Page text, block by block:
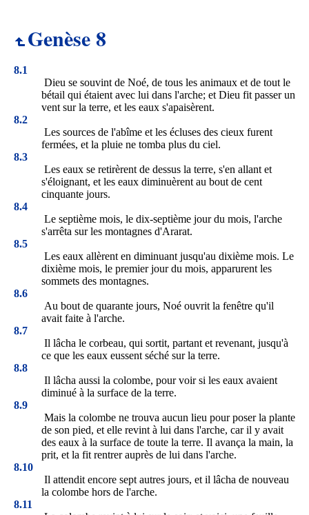
Genèse 8
8.1
Dieu se souvint de Noé, de tous les animaux et de tout le
bétail qui étaient avec lui dans l'arche; et Dieu fit passer un
vent sur la terre, et les eaux s'apaisèrent.
8.2
Les sources de l'abîme et les écluses des cieux furent
fermées, et la pluie ne tomba plus du ciel.
8.3
Les eaux se retirèrent de dessus la terre, s'en allant et
s'éloignant, et les eaux diminuèrent au bout de cent
cinquante jours.
8.4
Le septième mois, le dix-septième jour du mois, l'arche
s'arrêta sur les montagnes d'Ararat.
8.5
Les eaux allèrent en diminuant jusqu'au dixième mois. Le
dixième mois, le premier jour du mois, apparurent les
sommets des montagnes.
8.6
Au bout de quarante jours, Noé ouvrit la fenêtre qu'il
avait faite à l'arche.
8.7
Il lâcha le corbeau, qui sortit, partant et revenant, jusqu'à
ce que les eaux eussent séché sur la terre.
8.8
Il lâcha aussi la colombe, pour voir si les eaux avaient
diminué à la surface de la terre.
8.9
Mais la colombe ne trouva aucun lieu pour poser la plante
de son pied, et elle revint à lui dans l'arche, car il y avait
des eaux à la surface de toute la terre. Il avança la main, la
prit, et la fit rentrer auprès de lui dans l'arche.
8.10
Il attendit encore sept autres jours, et il lâcha de nouveau
la colombe hors de l'arche.
8.11